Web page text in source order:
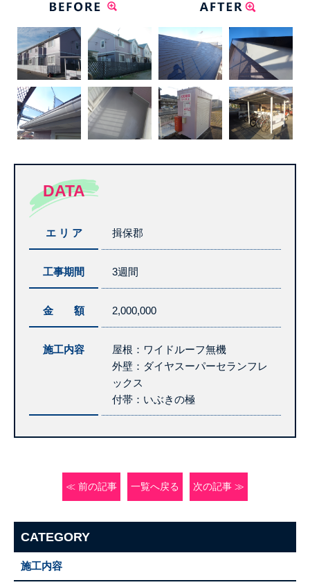
DATA
エ リ ア 揖保郡
工事期間 3週間
金 額 2,000,000
施工内容
屋根：ワイドルーフ無機
外壁：ダイヤスーパーセランフレ
ックス
付帯：いぶきの極
≪ 前の記事 一覧へ戻る 次の記事 ≫
CATEGORY
施工内容